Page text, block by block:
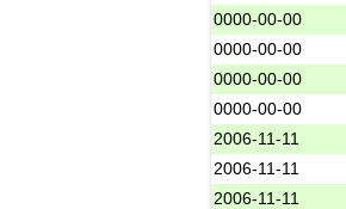
0000-00-00
0000-00-00
0000-00-00
0000-00-00
2006-11-11
2006-11-11
2006-11-11